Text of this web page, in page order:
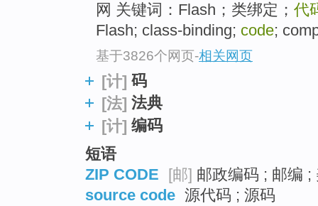
网 关键词：Flash；类绑定； 代
Flash; class-binding; code;
基于3826个网页-相关网页
[计] 码
[法] 法典
[计] 编码
短语
ZIP CODE [邮] 邮政编码 ; 邮编 ;
source code 源代码 ; 源码